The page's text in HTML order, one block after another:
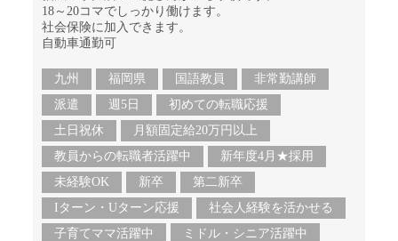
18～20コマでしっかり働けます。
社会保険に加入できます。
自動車通勤可
九州 福岡県 国語教員
非常勤講師
派遣
週5日
初めての転職応援
土日祝休
月額固定給20万円以上
教員からの転職者活躍中
新年度4月★採用
未経験OK
新卒
第二新卒
Iターン・Uターン応援
社会人経験を活かせる
子育てママ活躍中
ミドル・シニア活躍中